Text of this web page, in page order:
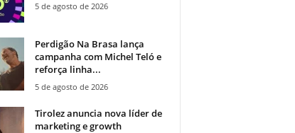
5 de agosto de 2026
Perdigão Na Brasa lança
campanha com Michel Teló e
reforça linha...
5 de agosto de 2026
Tirolez anuncia nova líder de
marketing e growth